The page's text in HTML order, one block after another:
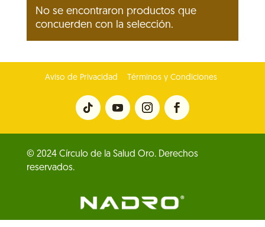
No se encontraron productos que
concuerden con la selección.
Aviso de Privacidad Términos y Condiciones
© 2024 Círculo de la Salud Oro. Derechos
reservados.